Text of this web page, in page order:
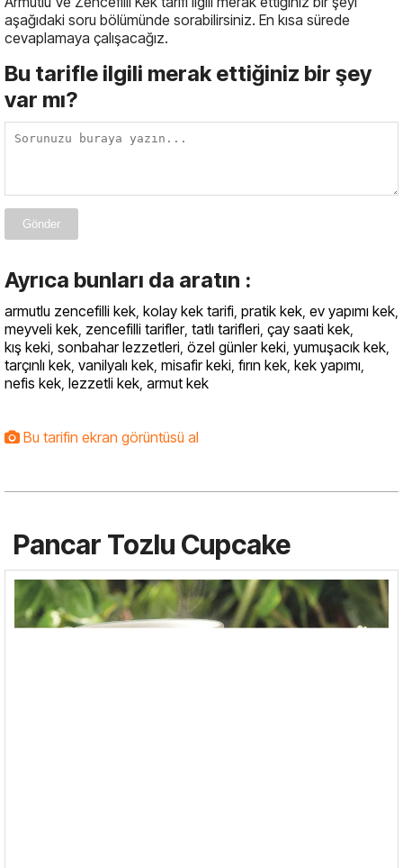
aşağıdaki soru bölümünde sorabilirsiniz. En kısa sürede
cevaplamaya çalışacağız.
Bu tarifle ilgili merak ettiğiniz bir şey
var mı?
Gönder
Ayrıca bunları da aratın :
armutlu zencefilli kek, kolay kek tarifi, pratik kek, ev yapımı kek,
meyveli kek, zencefilli tarifler, tatlı tarifleri, çay saati kek,
kış keki, sonbahar lezzetleri, özel günler keki, yumuşacık kek,
tarçınlı kek, vanilyalı kek, misafir keki, fırın kek, kek yapımı,
nefis kek, lezzetli kek, armut kek
Bu tarifin ekran görüntüsü al
Pancar Tozlu Cupcake